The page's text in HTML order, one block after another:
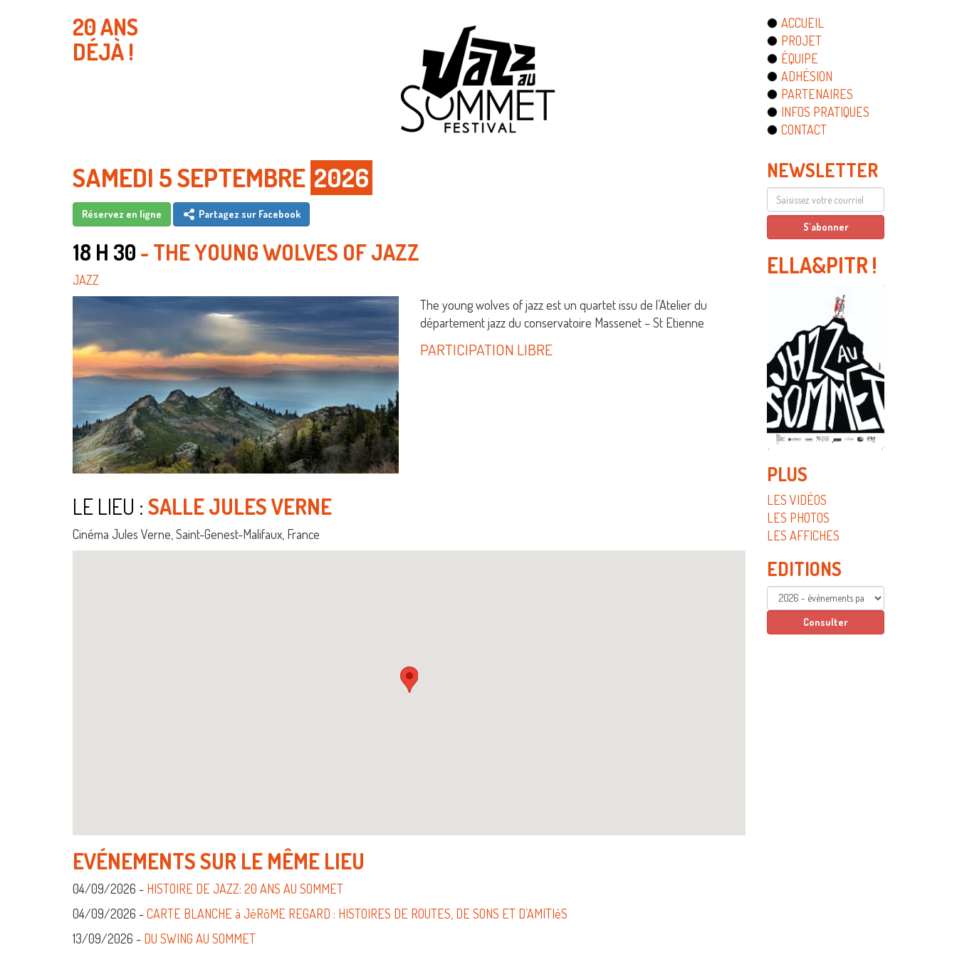
20 ANS
DÉJÀ !
ACCUEIL
PROJET
ÉQUIPE
ADHÉSION
PARTENAIRES
INFOS PRATIQUES
CONTACT
SAMEDI 5 SEPTEMBRE 2026
Réservez en ligne Partagez sur Facebook
18 H 30 - THE YOUNG WOLVES OF JAZZ
JAZZ
The young wolves of jazz est un quartet issu de l’Atelier du
département jazz du conservatoire Massenet – St Etienne
PARTICIPATION LIBRE
LE LIEU : SALLE JULES VERNE
Cinéma Jules Verne, Saint-Genest-Malifaux, France
EVÉNEMENTS SUR LE MÊME LIEU
04/09/2026 - HISTOIRE DE JAZZ: 20 ANS AU SOMMET
04/09/2026 -CARTE BLANCHE à JéRôME REGARD : HISTOIRES DE ROUTES, DE SONS ET D’AMITIéS
13/09/2026 - DU SWING AU SOMMET
NEWSLETTER
ELLA&PITR !
PLUS
LES VIDÉOS
LES PHOTOS
LES AFFICHES
EDITIONS